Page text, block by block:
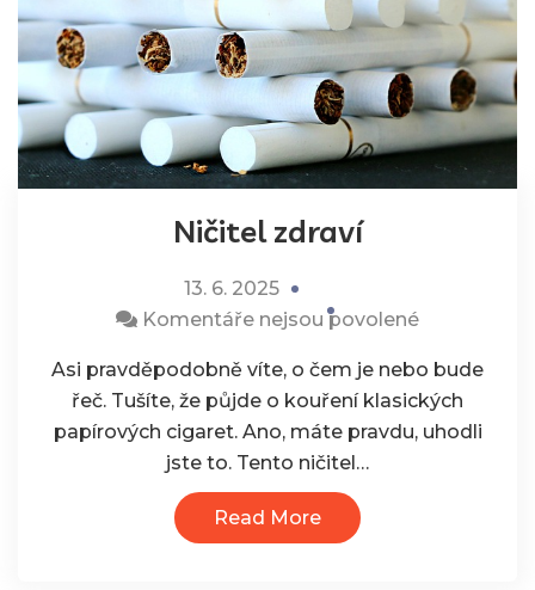
Ničitel zdraví
13. 6. 2025
Komentáře nejsou povolenéu
s
názvem
Ničitel
Asi pravděpodobně víte, o čem je nebo bude
řeč. Tušíte, že půjde o kouření klasických
papírových cigaret. Ano, máte pravdu, uhodli
jste to. Tento ničitel…
Read More